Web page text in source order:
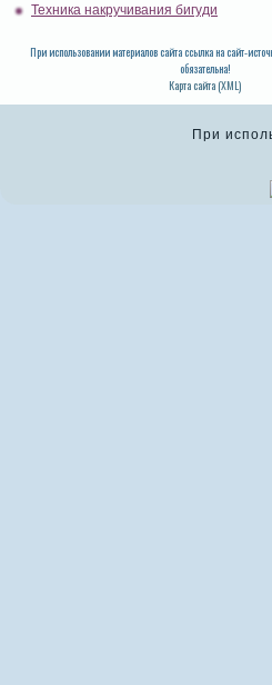
Техника накручивания бигуди
При использовании материалов сайта ссылка на сайт-
обязательна!
Карта сайта (XML)
При